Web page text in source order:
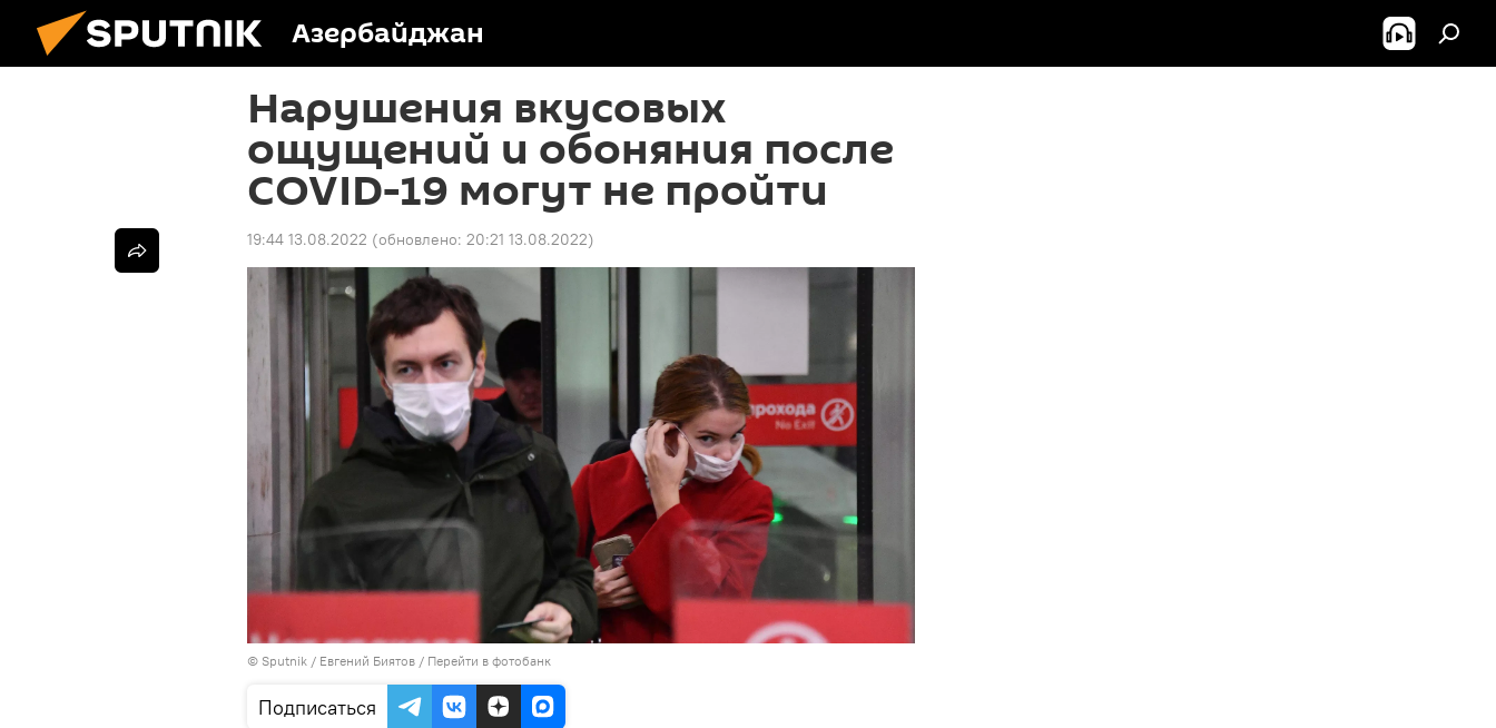
Азербайджан
Нарушения вкусовых
ощущений и обоняния после
COVID-19 могут не пройти
19:44 13.08.2022 (обновлено: 20:21 13.08.2022)
© Sputnik / Евгений Биятов / Перейти в фотобанк
Подписаться